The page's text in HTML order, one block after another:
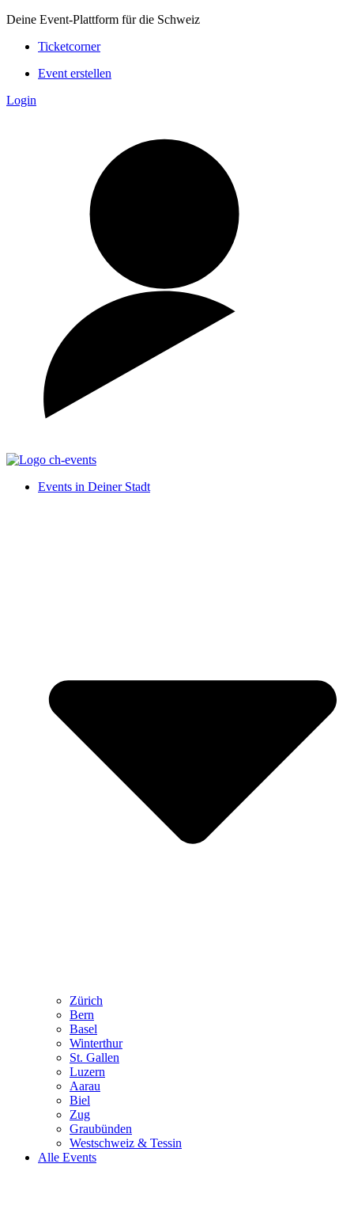
Deine Event-Plattform für die Schweiz
Ticketcorner
Event erstellen
Login
Events in Deiner Stadt
Zürich
Bern
Basel
Winterthur
St. Gallen
Luzern
Aarau
Biel
Zug
Graubünden
Westschweiz & Tessin
Alle Events